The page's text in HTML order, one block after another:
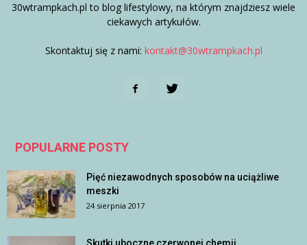
30wtrampkach.pl to blog lifestylowy, na którym znajdziesz wiele
ciekawych artykułów.
Skontaktuj się z nami: kontakt@30wtrampkach.pl
POPULARNE POSTY
Pięć niezawodnych sposobów na uciążliwe
meszki
24 sierpnia 2017